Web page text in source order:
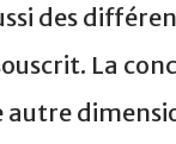
des
La